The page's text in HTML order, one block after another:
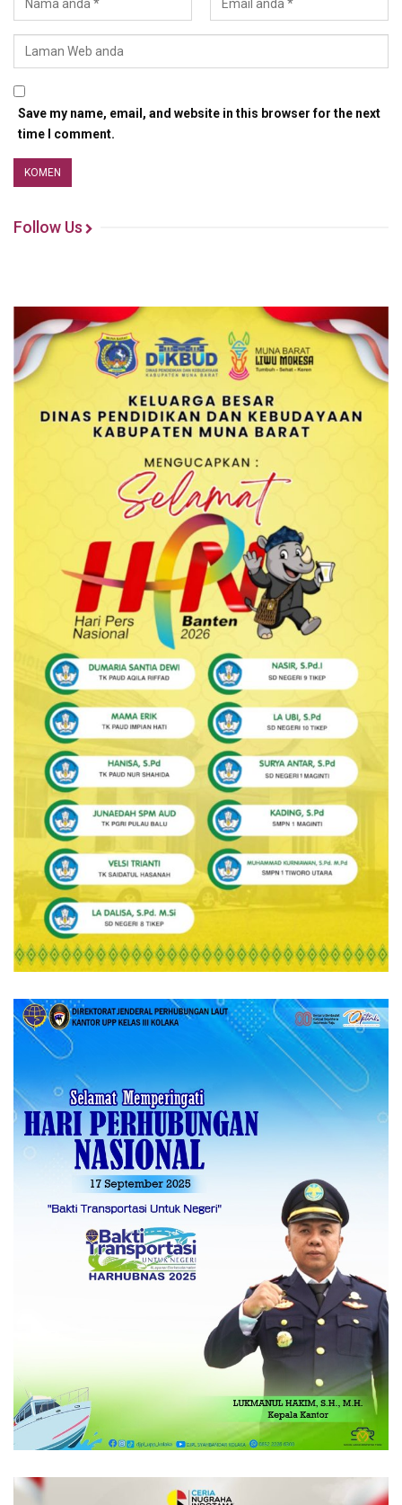
Save my name, email, and website in this browser for the next
time I comment.
Follow Us